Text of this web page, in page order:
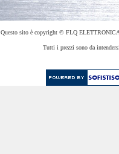
Questo sito è copyright © FLQ
Tutti i prezzi sono da